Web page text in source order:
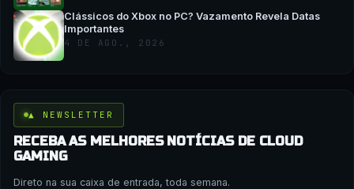
Clássicos do Xbox no PC? Vazamento Revela Datas
Importantes
4 DE AGO., 2026
▲ NEWSLETTER
RECEBA AS MELHORES NOTÍCIAS DE CLOUD
GAMING
Direto na sua caixa de entrada, toda semana.